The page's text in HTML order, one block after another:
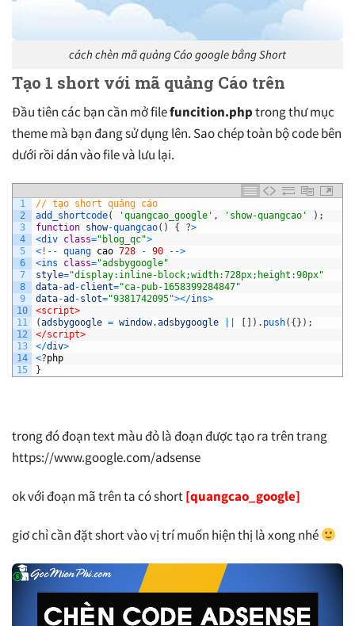
cách chèn mã quảng Cáo google bằng Short
Tạo 1 short với mã quảng Cáo trên
Đầu tiên các bạn cần mở filefuncition.phptrong thư mục
theme mà bạn đang sử dụng lên. Sao chép toàn bộ code bên
dưới rồi dán vào file và lưu lại.
1
2
3
4
5
6
7
8
9
10
11
12
13
14
15
// tạo short quảng cáo
add_shortcode( 'quangcao_google' , 'show-quangcao' ) ;
function show-quangcao( ) { ?>
<div class="blog_qc">
< ! -- quang cao 728 - 90 -->
<ins class="adsbygoogle"
style="display:inline-block;width:728px;height:90px"
data-ad -client="ca-pub-1658399284847"
data-ad -slot="9381742095"></ins>
<script>
(adsbygoogle = window.adsbygoogle ) . push( { } ) ;
</script>
</div>
<?php
}
trong đó đoạn text màu đỏ là đoạn được tạo ra trên trang
https://www.google.com/adsense
ok với đoạn mã trên ta có short[quangcao_google]
giơ chỉ cần đặt short vào vị trí muốn hiện thị là xong nhé